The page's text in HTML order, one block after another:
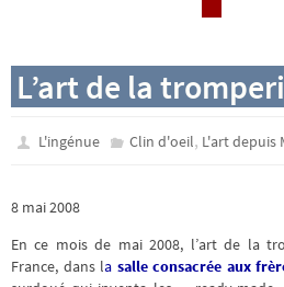
L’art de la
L'ingénue Clin d'oeil, L'art depuis
8 mai 2008
En ce mois de mai 2008, l’art de la
France, dans la salle consacrée aux